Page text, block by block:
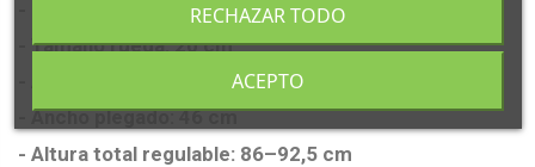
- Tamaño rueda: 20 cm
- Ancho plegado: 46 cm
- Altura total regulable: 86–92,5 cm
RECHAZAR TODO
ACEPTO